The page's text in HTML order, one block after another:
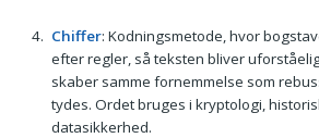
Chiffer: Kodningsmetode, hvor
efter regler, så teksten bliver
skaber samme fornemmelse som
tydes. Ordet bruges i kryptologi,
datasikkerhed.